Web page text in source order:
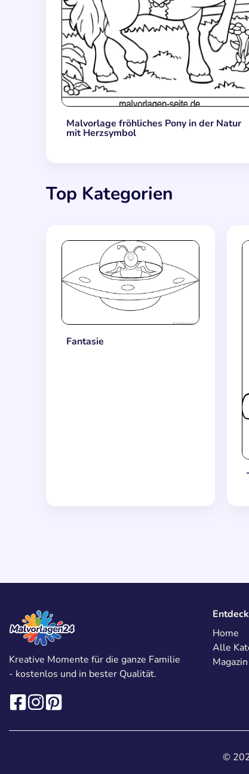
Malvorlage fröhliches Pony in der Natur
mit Herzsymbol
Top Kategorien
Fantasie
Kreative Momente für die ganze Familie
- kostenlos und in bester Qualität.
Home
Alle
Magazin
©